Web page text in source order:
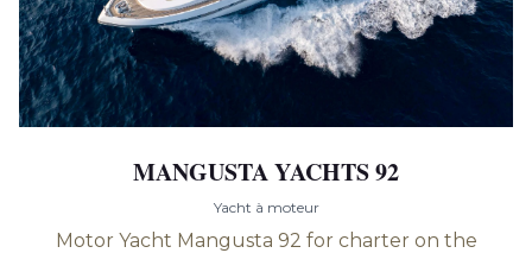
MANGUSTA YACHTS 92
Yacht à moteur
Motor Yacht Mangusta 92 for charter on the